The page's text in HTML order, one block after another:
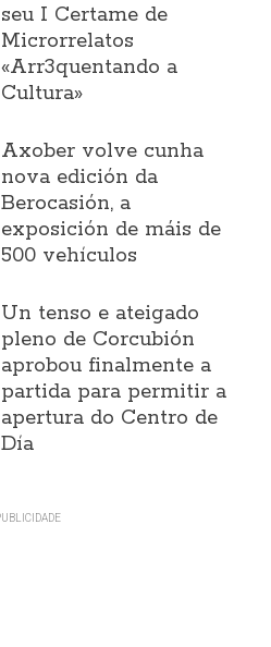
seu I Certame de
Microrrelatos
«Arr3quentando a
Cultura»
Axober volve cunha
nova edición da
Berocasión, a
exposición de máis de
500 vehículos
Un tenso e ateigado
pleno de Corcubión
aprobou finalmente a
partida para permitir a
apertura do Centro de
Día